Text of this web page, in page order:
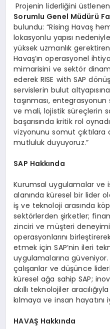
Projenin liderliğini üstlenen
Sorumlu Genel Müdürü
bulundu: “Rising Havaş
lokasyonlu yapısı
yüksek uzmanlık
Havaş’ın operasyonel
mimarisini ve sektör
ederek RISE with SAP
servislerin bulut
taşınması,
ve mali, lojistik süreçlerin
başarısında kritik rol
vizyonunu somut
mutluluk duyuyoruz.”
SAP Hakkında
Kurumsal uygulamalar ve
alanında küresel bir lider
iş ve teknoloji arasında
sektörlerden şirketler;
zinciri ve müşteri
operasyonlarını
etmek için SAP’nin ileri
uygulamalarına
çalışanlar ve düşünce
küresel ağa sahip SAP;
akıllı teknolojiler
kılmaya ve insan
HAVAŞ Hakkında